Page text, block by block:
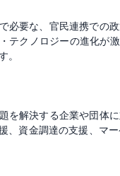
必要な、官民連携での
テクノロジーの進化が
。
を解決する企業や団体
、資金調達の支援、マ